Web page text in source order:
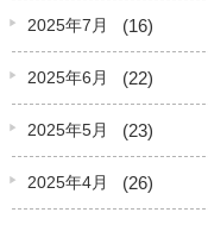
2025年7月 (16)
2025年6月 (22)
2025年5月 (23)
2025年4月 (26)